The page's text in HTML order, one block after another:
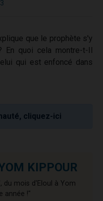
que le prophète s'y
quoi cela montre-t-Il
qui est enfoncé dans
cliquez-ici
KIPPOUR
du mois d'Eloul à Yom
année !"